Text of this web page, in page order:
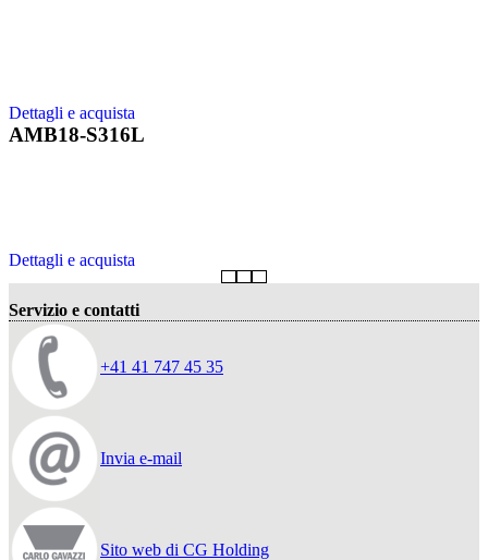
Dettagli e acquista
AMB18-S316L
Dettagli e acquista
Servizio e contatti
+41 41 747 45 35
Invia e-mail
Sito web di CG Holding